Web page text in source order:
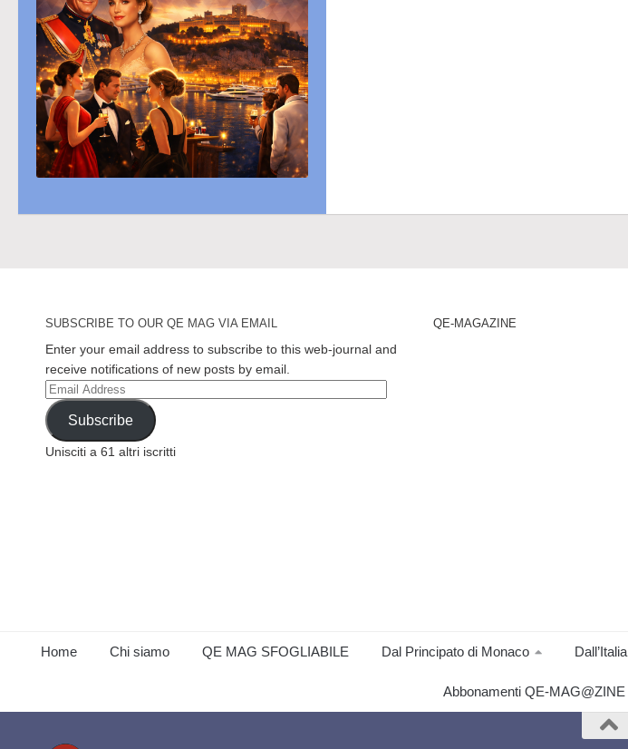
SUBSCRIBE TO OUR QE MAG VIA EMAIL
Enter your email address to subscribe to this web-journal and
receive notifications of new posts by email.
Email
Address
Subscribe
Unisciti a 61 altri iscritti
QE-MAGAZINE
Home Chi siamo QE MAG SFOGLIABILE Dal Principato di Monaco Dall’Italia
Abbonamenti QE-MAG@ZINE